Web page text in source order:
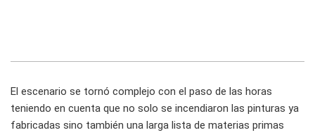
El escenario se tornó complejo con el paso de las horas
teniendo en cuenta que no solo se incendiaron las pinturas ya
fabricadas sino también una larga lista de materias primas